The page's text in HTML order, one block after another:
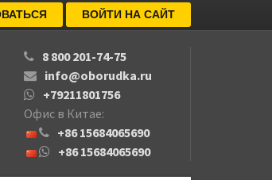
ВОЙТИ НА САЙТ
8 800 201-74-75
info@oborudka.ru
+79211801756
Офис в Китае:
+86 15684065690
+86 15684065690